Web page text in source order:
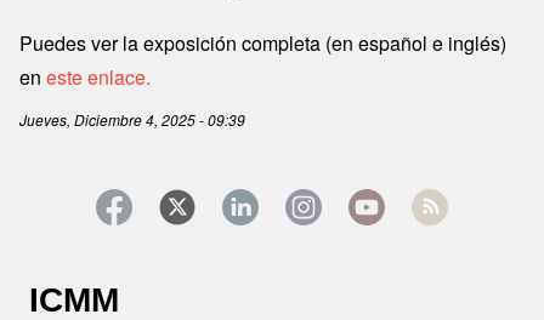
Puedes ver la exposición completa (en español e inglés)
en este enlace.
Jueves, Diciembre 4, 2025 - 09:39
ICMM